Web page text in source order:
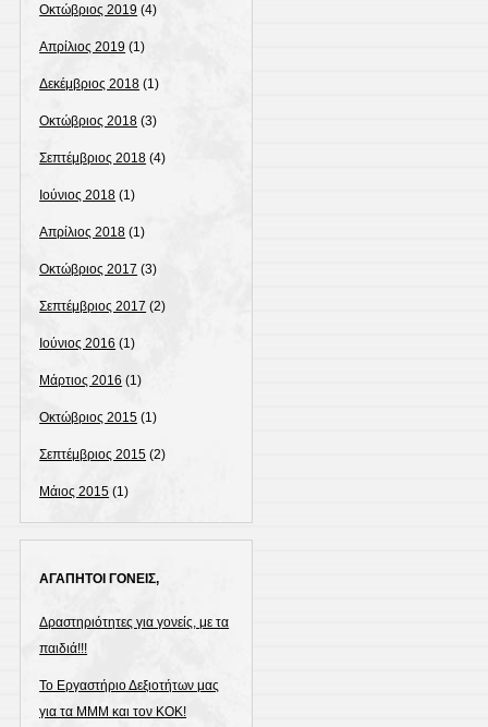
Οκτώβριος 2019 (4)
Απρίλιος 2019 (1)
Δεκέμβριος 2018 (1)
Οκτώβριος 2018 (3)
Σεπτέμβριος 2018 (4)
Ιούνιος 2018 (1)
Απρίλιος 2018 (1)
Οκτώβριος 2017 (3)
Σεπτέμβριος 2017 (2)
Ιούνιος 2016 (1)
Μάρτιος 2016 (1)
Οκτώβριος 2015 (1)
Σεπτέμβριος 2015 (2)
Μάιος 2015 (1)
ΑΓΑΠΗΤΟΙ ΓΟΝΕΙΣ,
Δραστηριότητες για γονείς, με τα
παιδιά!!!
Το Εργαστήριο Δεξιοτήτων μας
για τα ΜΜΜ και τον ΚΟΚ!